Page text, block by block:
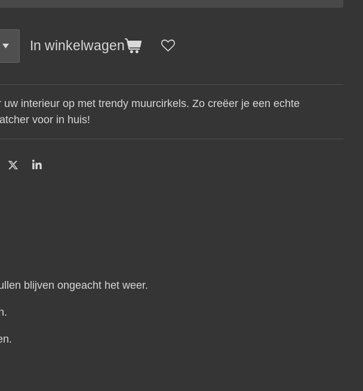
In winkelwagen
uw interieur op met trendy muurcirkels. Zo creëer je een echte
voor in huis!
D
S
blijven ongeacht het weer.